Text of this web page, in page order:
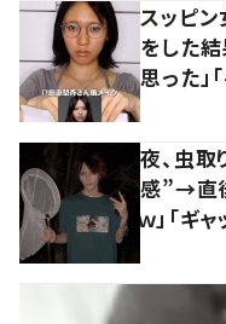
スッピ
をした
思った」
夜、虫
感”→直
ｗ」「ギ